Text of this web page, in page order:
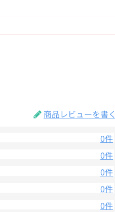
商品レビューを書く
0件
0件
0件
0件
0件